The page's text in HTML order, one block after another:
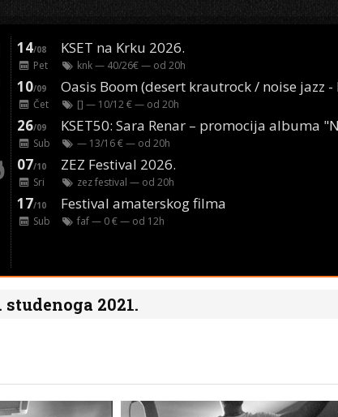
14/08 KSET na Krku 2026.
Pet knk— 40/26€ — od 20h
10/09
Čet [] — 10/12 € — od 20h
26/09
Sub — 13/16 € — od 20h
07/10 ZEZ Festival 2026.
Sri zez festival — od 20h
17/10 Festival amaterskog filma
Sub faf— 0 € — od 12h
2021.